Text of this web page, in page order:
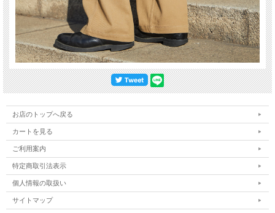
お店のトップへ戻る
カートを見る
ご利用案内
特定商取引法表示
個人情報の取扱い
サイトマップ